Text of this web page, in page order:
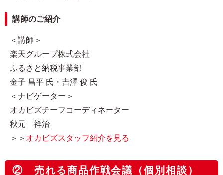
講師のご紹介
＜講師＞
楽天グループ株式会社
ふるさと納税事業部
金子 昌平 氏・吉澤 俊 氏
＜ナビゲーター＞
オカビズチーフコーディネーター
秋元 祥治
＞＞ オカビズスタッフ紹介を見る
② 売れる商品作戦会議（個別相談）